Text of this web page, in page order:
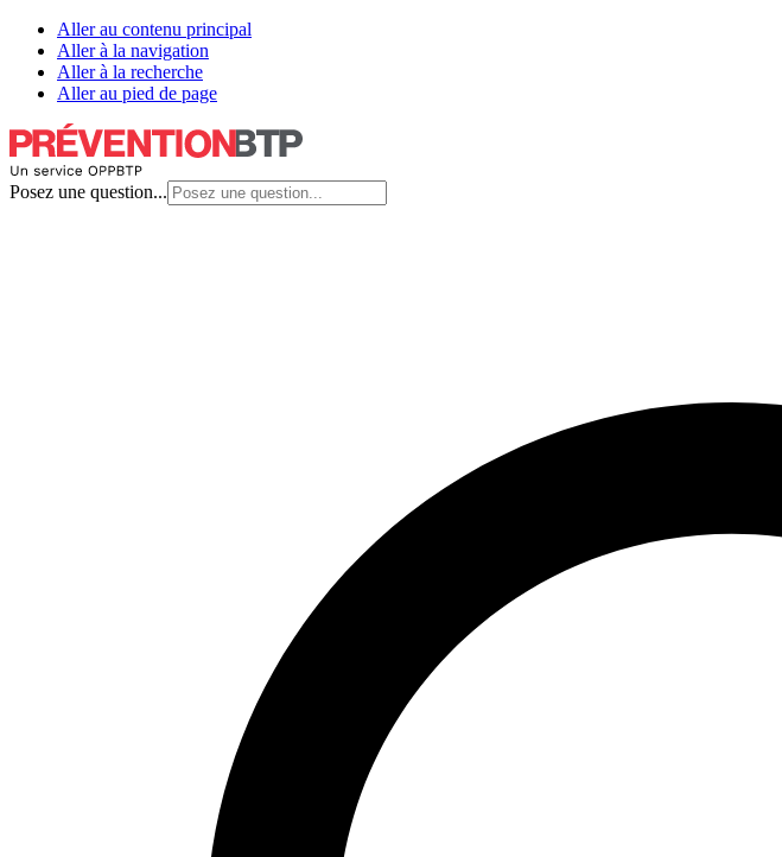
Aller au contenu principal
Aller à la navigation
Aller à la recherche
Aller au pied de page
Posez une question...